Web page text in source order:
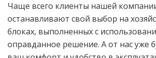
Чаще всего клиенты нашей
останавливают свой выбор на
блоках, выполненных с
оправданное решение. А от нас уже